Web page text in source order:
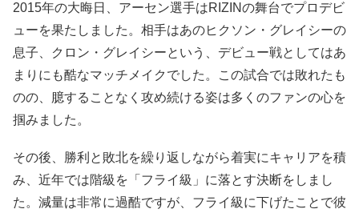
2015年の大晦日、アーセン選手はRIZINの舞台でプロデビ
ューを果たしました。相手はあのヒクソン・グレイシーの
息子、クロン・グレイシーという、デビュー戦としてはあ
まりにも酷なマッチメイクでした。この試合では敗れたも
のの、臆することなく攻め続ける姿は多くのファンの心を
掴みました。
その後、勝利と敗北を繰り返しながら着実にキャリアを積
み、近年では階級を「フライ級」に落とす決断をしまし
た。減量は非常に過酷ですが、フライ級に下げたことで彼